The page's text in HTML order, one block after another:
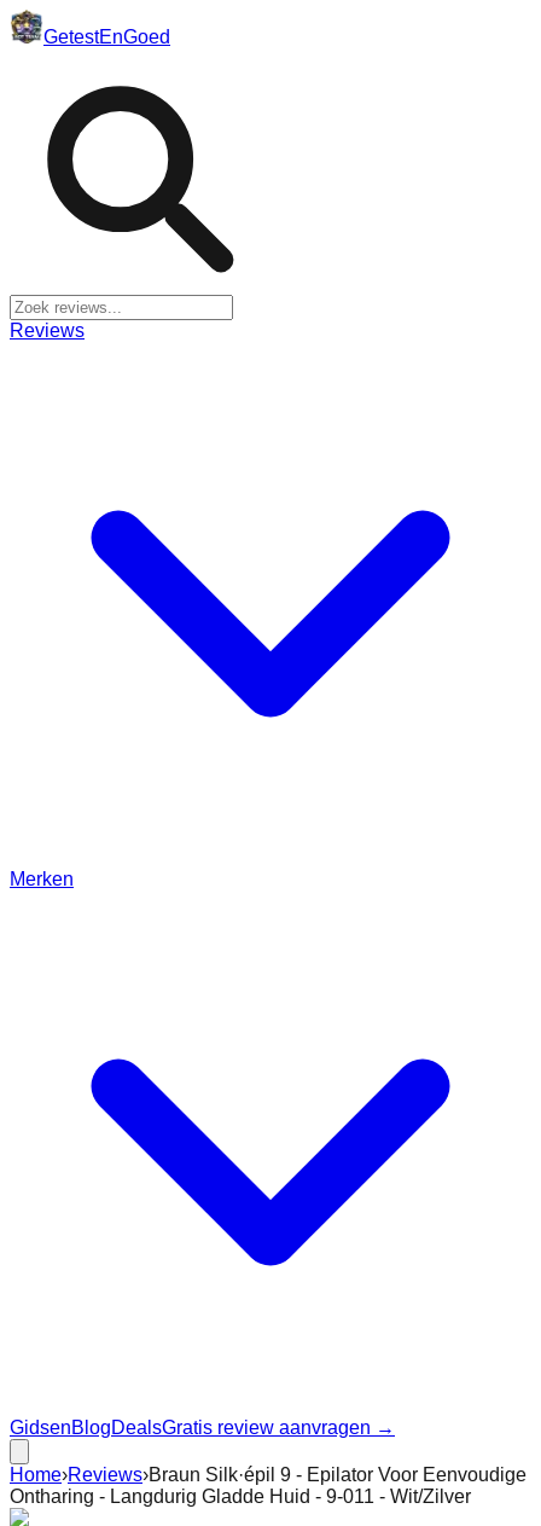
GetestEnGoed
Reviews
Merken
GidsenBlogDealsGratis review aanvragen →
Home›Reviews›Braun Silk·épil 9 - Epilator Voor Eenvoudige
Ontharing - Langdurig Gladde Huid - 9-011 - Wit/Zilver